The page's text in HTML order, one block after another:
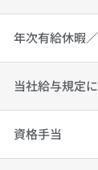
年次有給休暇
当社給与規定
資格手当